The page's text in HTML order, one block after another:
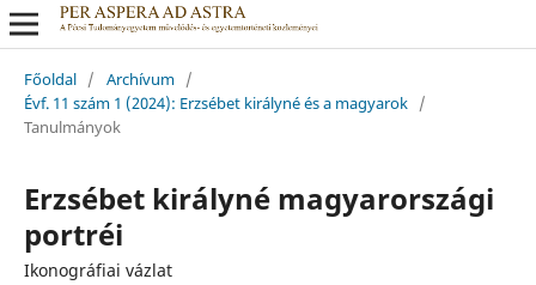
Főoldal / Archívum /
Évf. 11 szám 1 (2024): Erzsébet királyné és a magyarok /
Tanulmányok
Erzsébet királyné magyarországi
portréi
Ikonográfiai vázlat